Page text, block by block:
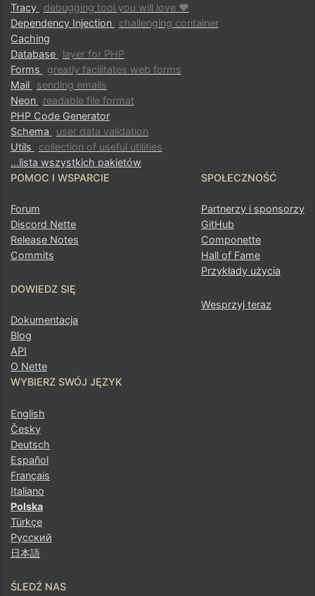
Tracy
debugging tool you will love ♥
Dependency Injection
challenging container
Caching
Database
layer for PHP
Forms
greatly facilitates web forms
Mail
sending emails
Neon
readable file format
PHP Code Generator
Schema
user data validation
Utils
collection of useful utilities
...lista wszystkich pakietów
POMOC I WSPARCIE
Forum
Discord Nette
Release Notes
Commits
DOWIEDZ SIĘ
Dokumentacja
Blog
API
O Nette
SPOŁECZNOŚĆ
Partnerzy i sponsorzy
GitHub
Componette
Hall of Fame
Przykłady użycia
Wesprzyj teraz
WYBIERZ SWÓJ JĘZYK
English
Česky
Deutsch
Español
Français
Italiano
Polska
Türkçe
Русский
日本語
ŚLEDŹ NAS